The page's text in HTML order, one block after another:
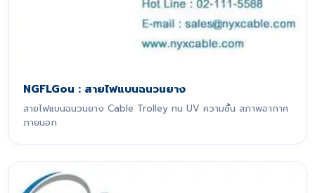
NGFLGou : สายไฟแบนฉนวนยาง
สายไฟแบนฉนวนยาง Cable Trolley ทน UV ความชื้น สภาพอากาศ
ภายนอก